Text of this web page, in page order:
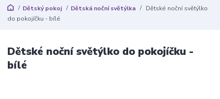
Dětský pokoj Dětská noční světýlka
Dětské noční světýlko
do pokojíčku - bílé
Dětské noční světýlko do pokojíčku -
bílé